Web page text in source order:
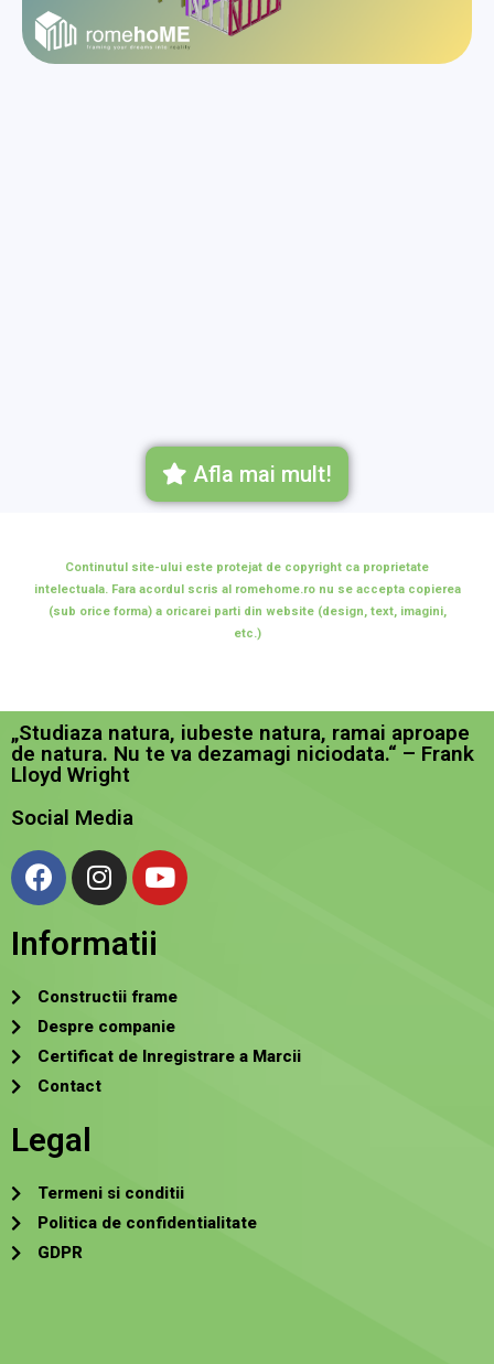
Afla mai mult!
Continutul site-ului este protejat de copyright ca proprietate
intelectuala. Fara acordul scris al romehome.ro nu se accepta copierea
(sub orice forma) a oricarei parti din website (design, text, imagini,
etc.)
„Studiaza natura, iubeste natura, ramai aproape
de natura. Nu te va dezamagi niciodata.“ – Frank
Lloyd Wright
Social Media
Informatii
Constructii frame
Despre companie
Certificat de Inregistrare a Marcii
Contact
Legal
Termeni si conditii
Politica de confidentialitate
GDPR